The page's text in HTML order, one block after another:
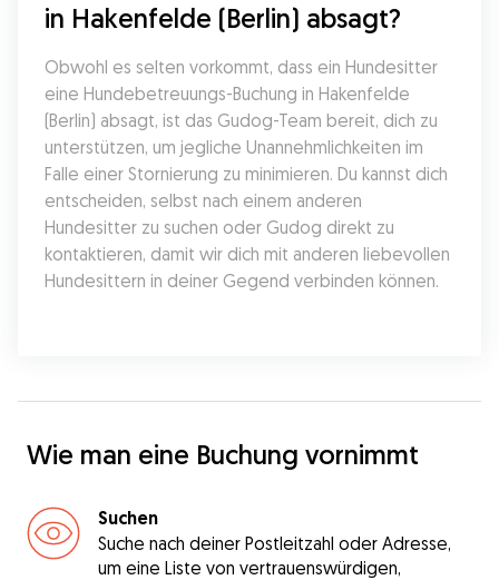
in Hakenfelde (Berlin) absagt?
Obwohl es selten vorkommt, dass ein Hundesitter
eine Hundebetreuungs-Buchung in Hakenfelde
(Berlin) absagt, ist das Gudog-Team bereit, dich zu
unterstützen, um jegliche Unannehmlichkeiten im
Falle einer Stornierung zu minimieren. Du kannst dich
entscheiden, selbst nach einem anderen
Hundesitter zu suchen oder Gudog direkt zu
kontaktieren, damit wir dich mit anderen liebevollen
Hundesittern in deiner Gegend verbinden können.
Wie man eine Buchung vornimmt
Suchen
Suche nach deiner Postleitzahl oder Adresse,
um eine Liste von vertrauenswürdigen,